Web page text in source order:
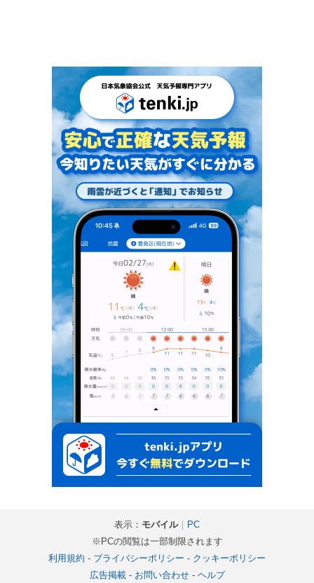
表示： モバイル｜ PC
※PCの閲覧は一部制限されます
利用規約 - プライバシーポリシー - クッキーポリシー
広告掲載- お問い合わせ- ヘルプ